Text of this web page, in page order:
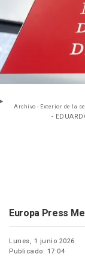
Archivo - Exterior de la
-
Europa Press
Lunes, 1 junio 2026
Publicado: 17:04